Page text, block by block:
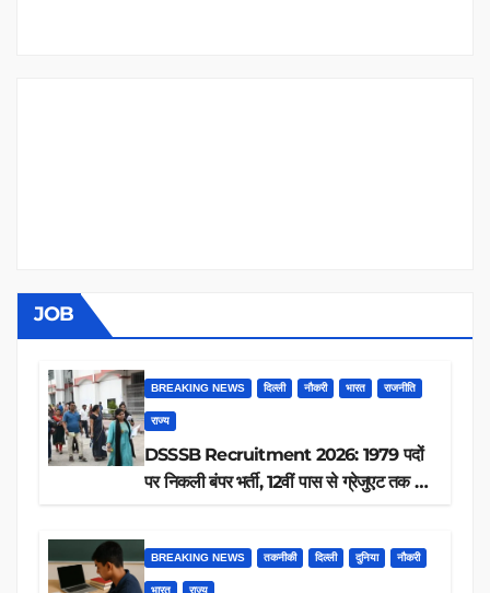
JOB
BREAKING NEWS दिल्ली नौकरी भारत राजनीति
राज्य
DSSSB Recruitment 2026: 1979 पदों
पर निकली बंपर भर्ती, 12वीं पास से ग्रेजुएट तक करें
BREAKING NEWS तकनीकी दिल्ली दुनिया नौकरी
भारत राज्य